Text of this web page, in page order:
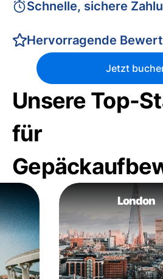
Schnelle, sichere
Hervorragende
Jetzt
Unsere Top-
für
London